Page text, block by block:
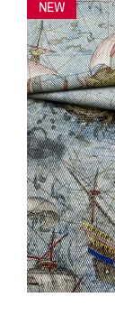
NEW